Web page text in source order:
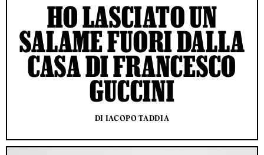
HO LASCIATO UN
SALAME FUORI DALLA
CASA DI FRANCESCO
GUCCINI
DI IACOPO TADDIA